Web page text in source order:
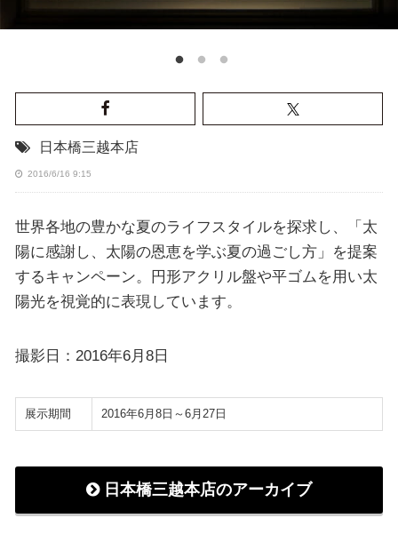
日本橋三越本店
2016/6/16 9:15
世界各地の豊かな夏のライフスタイルを探求し、「太
陽に感謝し、太陽の恩恵を学ぶ夏の過ごし方」を提案
するキャンペーン。円形アクリル盤や平ゴムを用い太
陽光を視覚的に表現しています。
撮影日：2016年6月8日
展示期間 2016年6月8日～6月27日
日本橋三越本店のアーカイブ